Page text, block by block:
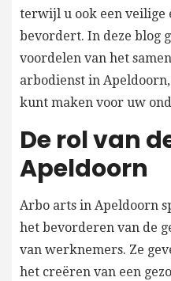
terwijl u ook een veilige
bevordert. In deze blog
voordelen van het
arbodienst in
kunt maken voor uw
De rol van
Apeldoorn
Arbo arts in Apeldoorn
het bevorderen van de
van werknemers. Ze
het creëren van een